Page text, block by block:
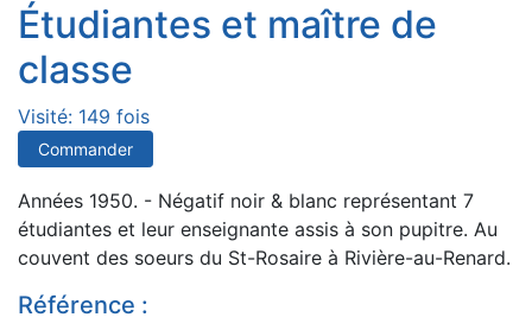
Étudiantes et maître de
classe
Visité: 149 fois
Commander
Années 1950. - Négatif noir & blanc représentant 7
étudiantes et leur enseignante assis à son pupitre. Au
couvent des soeurs du St-Rosaire à Rivière-au-Renard.
Référence :